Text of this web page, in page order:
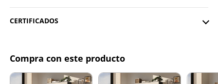
CERTIFICADOS
Compra con este producto